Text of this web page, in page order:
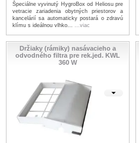
Špeciálne vyvinutý HygroBox od Heliosu pre
vetracie zariadenia obytných priestorov a
kancelárií sa automaticky postará o zdravú
klímu s ideálnou vlhko...
...viac
Držiaky (rámiky) nasávacieho a
odvodného filtra pre rek.jed. KWL
360 W